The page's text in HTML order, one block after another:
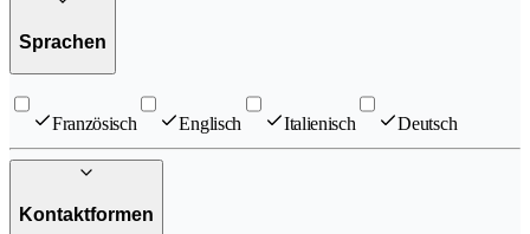
Sprachen
Französisch Englisch Italienisch Deutsch
Kontaktformen